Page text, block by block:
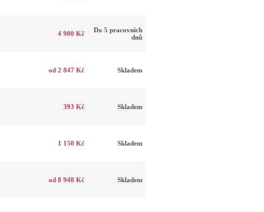
4 900 Kč
Do 5 pracovních
dnů
od 2 847 Kč Skladem
393 Kč Skladem
1 150 Kč Skladem
od 8 948 Kč Skladem